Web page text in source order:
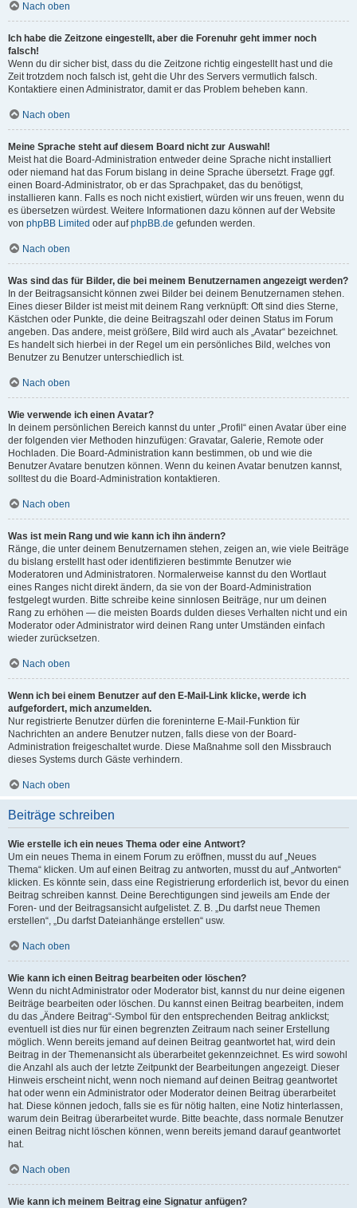
Nach oben
Ich habe die Zeitzone eingestellt, aber die Forenuhr geht immer noch
falsch!
Wenn du dir sicher bist, dass du die Zeitzone richtig eingestellt hast und die
Zeit trotzdem noch falsch ist, geht die Uhr des Servers vermutlich falsch.
Kontaktiere einen Administrator, damit er das Problem beheben kann.
Nach oben
Meine Sprache steht auf diesem Board nicht zur Auswahl!
Meist hat die Board-Administration entweder deine Sprache nicht installiert
oder niemand hat das Forum bislang in deine Sprache übersetzt. Frage ggf.
einen Board-Administrator, ob er das Sprachpaket, das du benötigst,
installieren kann. Falls es noch nicht existiert, würden wir uns freuen, wenn du
es übersetzen würdest. Weitere Informationen dazu können auf der Website
von phpBB Limited oder aufphpBB.de gefunden werden.
Nach oben
Was sind das für Bilder, die bei meinem Benutzernamen angezeigt werden?
In der Beitragsansicht können zwei Bilder bei deinem Benutzernamen stehen.
Eines dieser Bilder ist meist mit deinem Rang verknüpft: Oft sind dies Sterne,
Kästchen oder Punkte, die deine Beitragszahl oder deinen Status im Forum
angeben. Das andere, meist größere, Bild wird auch als „Avatar“ bezeichnet.
Es handelt sich hierbei in der Regel um ein persönliches Bild, welches von
Benutzer zu Benutzer unterschiedlich ist.
Nach oben
Wie verwende ich einen Avatar?
In deinem persönlichen Bereich kannst du unter „Profil“ einen Avatar über eine
der folgenden vier Methoden hinzufügen: Gravatar, Galerie, Remote oder
Hochladen. Die Board-Administration kann bestimmen, ob und wie die
Benutzer Avatare benutzen können. Wenn du keinen Avatar benutzen kannst,
solltest du die Board-Administration kontaktieren.
Nach oben
Was ist mein Rang und wie kann ich ihn ändern?
Ränge, die unter deinem Benutzernamen stehen, zeigen an, wie viele Beiträge
du bislang erstellt hast oder identifizieren bestimmte Benutzer wie
Moderatoren und Administratoren. Normalerweise kannst du den Wortlaut
eines Ranges nicht direkt ändern, da sie von der Board-Administration
festgelegt wurden. Bitte schreibe keine sinnlosen Beiträge, nur um deinen
Rang zu erhöhen — die meisten Boards dulden dieses Verhalten nicht und ein
Moderator oder Administrator wird deinen Rang unter Umständen einfach
wieder zurücksetzen.
Nach oben
Wenn ich bei einem Benutzer auf den E-Mail-Link klicke, werde ich
aufgefordert, mich anzumelden.
Nur registrierte Benutzer dürfen die foreninterne E-Mail-Funktion für
Nachrichten an andere Benutzer nutzen, falls diese von der Board-
Administration freigeschaltet wurde. Diese Maßnahme soll den Missbrauch
dieses Systems durch Gäste verhindern.
Nach oben
Beiträge schreiben
Wie erstelle ich ein neues Thema oder eine Antwort?
Um ein neues Thema in einem Forum zu eröffnen, musst du auf „Neues
Thema“ klicken. Um auf einen Beitrag zu antworten, musst du auf „Antworten“
klicken. Es könnte sein, dass eine Registrierung erforderlich ist, bevor du einen
Beitrag schreiben kannst. Deine Berechtigungen sind jeweils am Ende der
Foren- und der Beitragsansicht aufgelistet. Z. B. „Du darfst neue Themen
erstellen“, „Du darfst Dateianhänge erstellen“ usw.
Nach oben
Wie kann ich einen Beitrag bearbeiten oder löschen?
Wenn du nicht Administrator oder Moderator bist, kannst du nur deine eigenen
Beiträge bearbeiten oder löschen. Du kannst einen Beitrag bearbeiten, indem
du das „Ändere Beitrag“-Symbol für den entsprechenden Beitrag anklickst;
eventuell ist dies nur für einen begrenzten Zeitraum nach seiner Erstellung
möglich. Wenn bereits jemand auf deinen Beitrag geantwortet hat, wird dein
Beitrag in der Themenansicht als überarbeitet gekennzeichnet. Es wird sowohl
die Anzahl als auch der letzte Zeitpunkt der Bearbeitungen angezeigt. Dieser
Hinweis erscheint nicht, wenn noch niemand auf deinen Beitrag geantwortet
hat oder wenn ein Administrator oder Moderator deinen Beitrag überarbeitet
hat. Diese können jedoch, falls sie es für nötig halten, eine Notiz hinterlassen,
warum dein Beitrag überarbeitet wurde. Bitte beachte, dass normale Benutzer
einen Beitrag nicht löschen können, wenn bereits jemand darauf geantwortet
hat.
Nach oben
Wie kann ich meinem Beitrag eine Signatur anfügen?